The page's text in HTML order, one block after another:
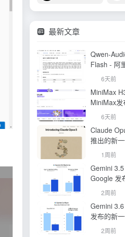
最新文章
Qwen-
Flash - 阿
的语音识
6天前
MiniMax
MiniMax
生成模型
6天前
Claude
推出的新
1周前
Gemini
Google 发
本模型
2周前
Gemini
发布的新
2周前